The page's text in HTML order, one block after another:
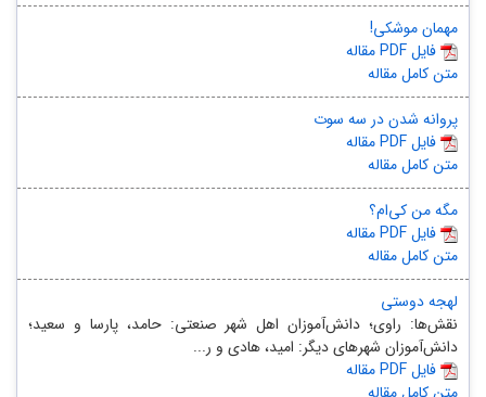
مهمان موشکی!
مقاله PDF فایل
متن کامل مقاله
پروانه شدن در سه سوت
مقاله PDF فایل
متن کامل مقاله
مگه من کی‌ام؟
مقاله PDF فایل
متن کامل مقاله
لهجه دوستی
نقش‌ها: راوی؛ دانش‌آموزان اهل شهر صنعتی: حامد، پارسا و سعید؛
دانش‌آموزان شهرهای دیگر: امید، هادی و ر...
مقاله PDF فایل